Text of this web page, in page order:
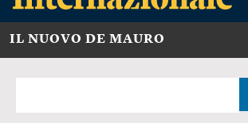
IL NUOVO DE MAURO